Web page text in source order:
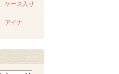
ケース入り
アイナ